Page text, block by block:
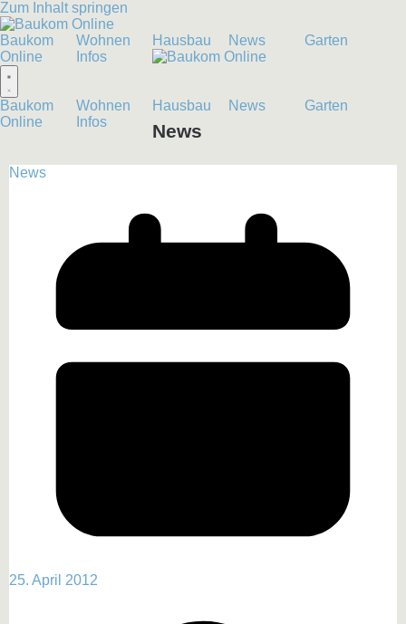
Zum Inhalt springen
Baukom
Online
Wohnen Hausbau News
Garten
Infos
Baukom
Online
Wohnen Hausbau News
Garten
Infos
News
News
25. April 2012